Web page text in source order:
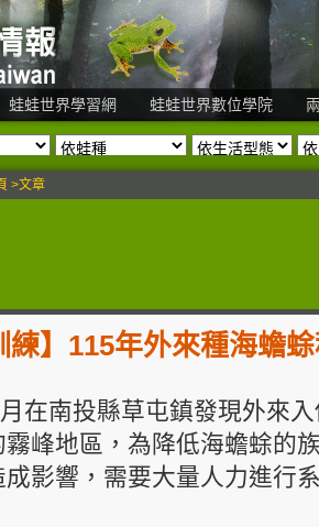
蛙蛙世界學習網 蛙蛙世界數位學院
>文章
練】115年外來種海蟾
在南投縣草屯鎮發現外來
峰地區，為降低海蟾蜍的
成影響，需要大量人力進行